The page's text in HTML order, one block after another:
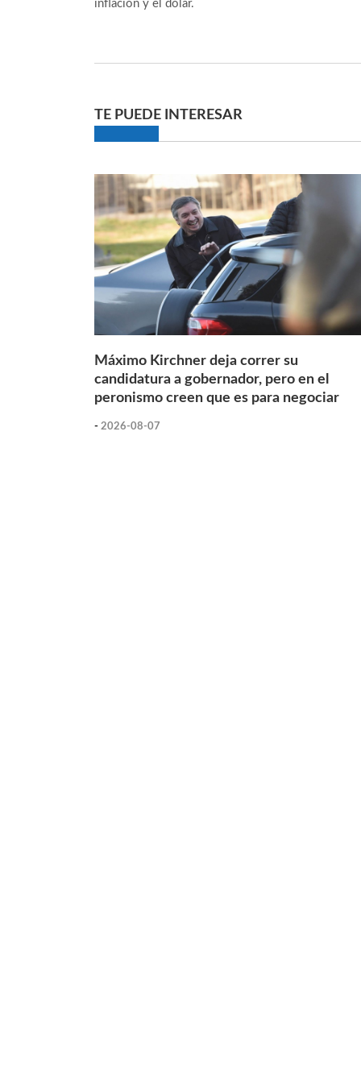
inflación y el dólar.
TE PUEDE INTERESAR
Máximo Kirchner deja correr su
candidatura a gobernador, pero en el
peronismo creen que es para negociar
- 2026-08-07